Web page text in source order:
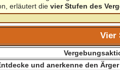
erläutert dievier Stufen des
Vier
und anerkenne den